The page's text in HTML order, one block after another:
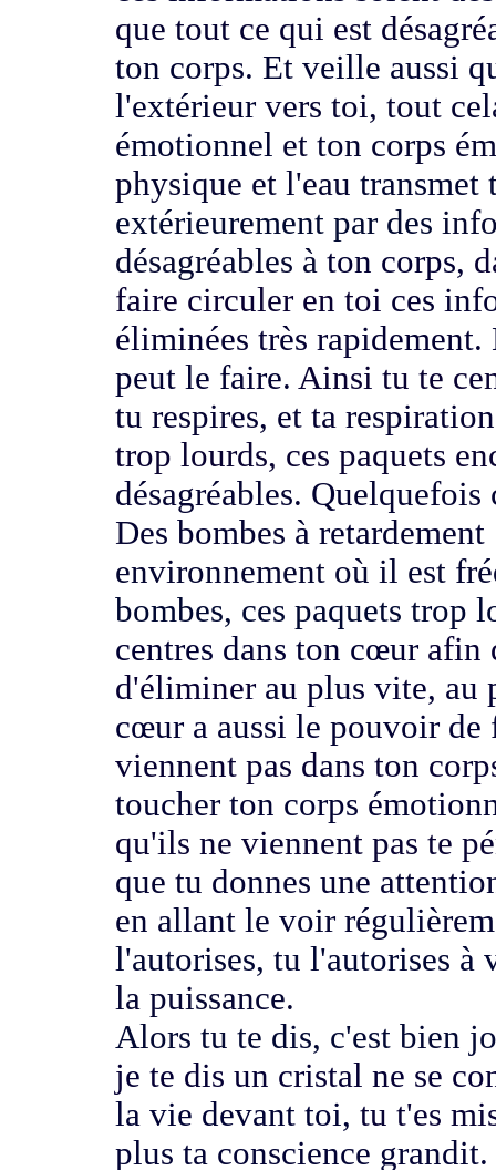
que tout ce qui est
ton corps. Et veille aussi
l'extérieurvers toi, tout
émotionnel et ton corps
physique et l'eau transmet
extérieurement par des
désagréables àton corps,
faire circuler en toi ces
éliminées très rapidement.
peut le faire.Ainsi tu te
tu respires, et ta
trop lourds, ces paquets
désagréables. Quelquefois
Des bombes à
environnement où il est
bombes, ces paquets trop
centres dans ton cœur afin
d'éliminer au plus vite, au
cœur a aussi le pouvoir de
viennent pas dans ton
toucher ton corps
qu'ils ne viennent pas te
que tu donnes une
en allant le voir
l'autorises, tu l'autorises
la puissance.
Alors tu te dis, c'est bien
je te dis un cristal ne se
la vie devant toi,tu t'es
plus ta conscience